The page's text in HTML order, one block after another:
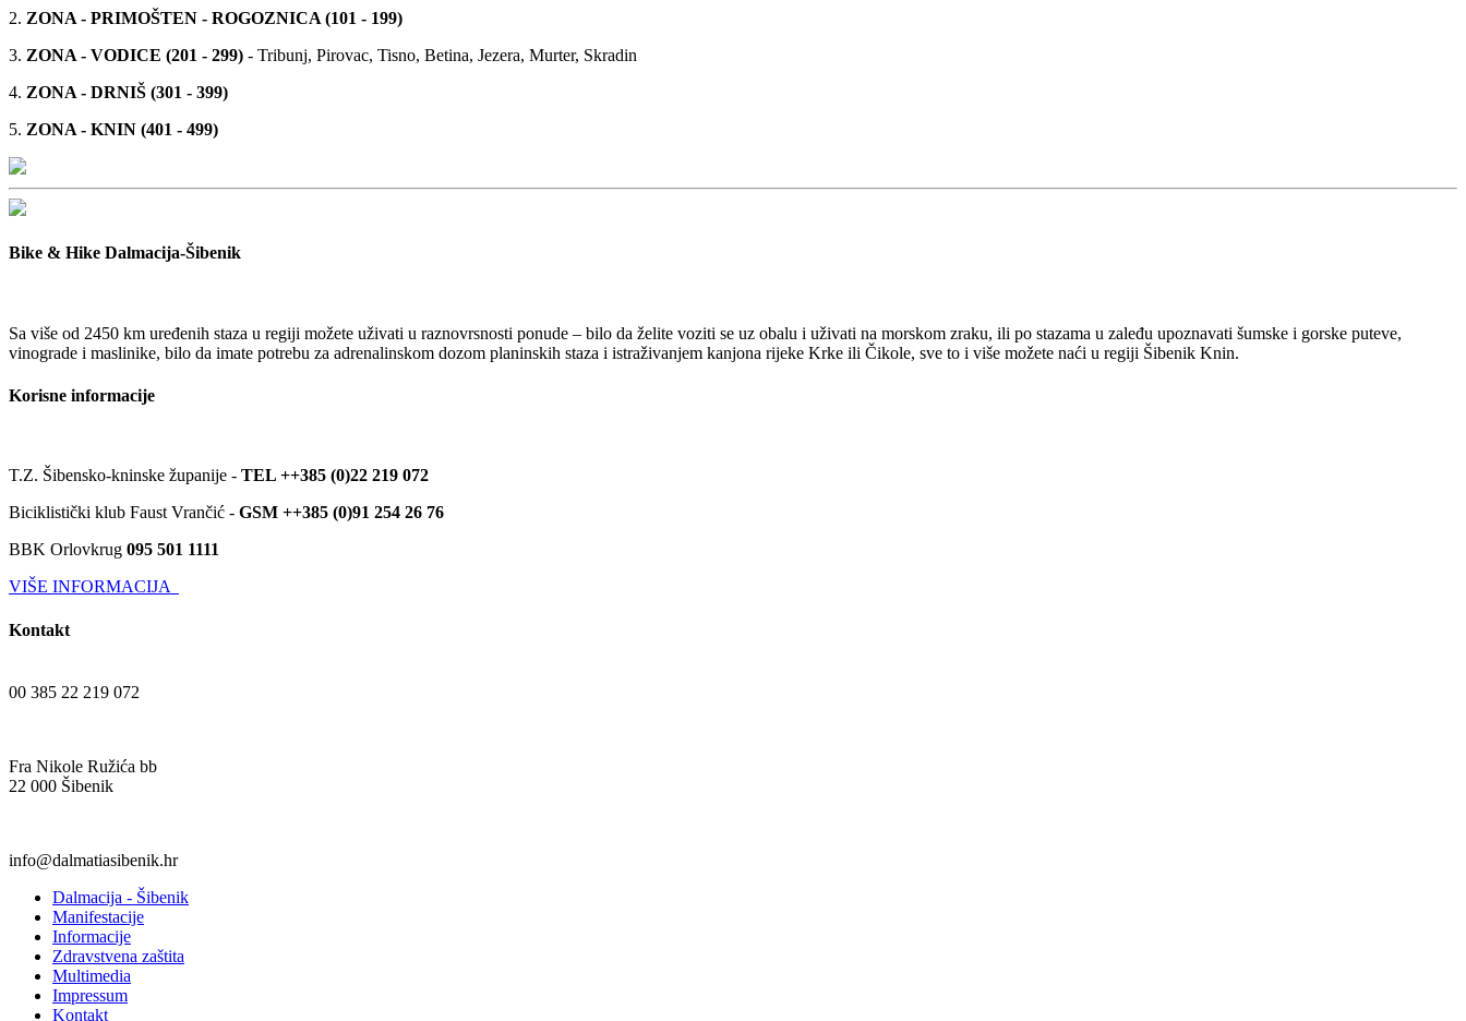
2. ZONA - PRIMOŠTEN - ROGOZNICA (101 - 199)
3. ZONA - VODICE (201 - 299) - Tribunj, Pirovac, Tisno, Betina, Jezera, Murter, Skradin
4. ZONA - DRNIŠ (301 - 399)
5. ZONA - KNIN (401 - 499)
Bike & Hike Dalmacija-Šibenik
Sa više od 2450 km uređenih staza u regiji možete uživati u raznovrsnosti ponude – bilo da želite voziti se uz obalu i uživati na morskom zraku, ili po stazama u zaleđu upoznavati šumske i gorske puteve,
vinograde i maslinike, bilo da imate potrebu za adrenalinskom dozom planinskih staza i istraživanjem kanjona rijeke Krke ili Čikole, sve to i više možete naći u regiji Šibenik Knin.
Korisne informacije
T.Z. Šibensko-kninske županije - TEL ++385 (0)22 219 072
Biciklistički klub Faust Vrančić - GSM ++385 (0)91 254 26 76
BBK Orlovkrug 095 501 1111
VIŠE INFORMACIJA
Kontakt
00 385 22 219 072
Fra Nikole Ružića bb
22 000 Šibenik
info@dalmatiasibenik.hr
Dalmacija - Šibenik
Manifestacije
Informacije
Zdravstvena zaštita
Multimedia
Impressum
Kontakt